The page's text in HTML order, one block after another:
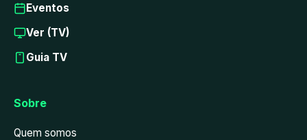
Eventos
Ver (TV)
Guia TV
Sobre
Quem somos